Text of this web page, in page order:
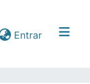
Entrar(current)